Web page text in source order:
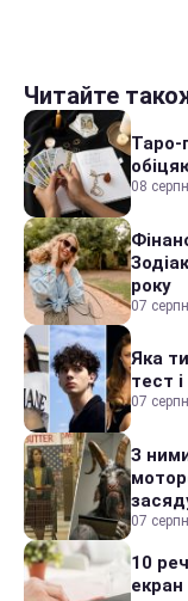
Читайте
Таро-
08
року
07
Яка
тест
07
З
07
10